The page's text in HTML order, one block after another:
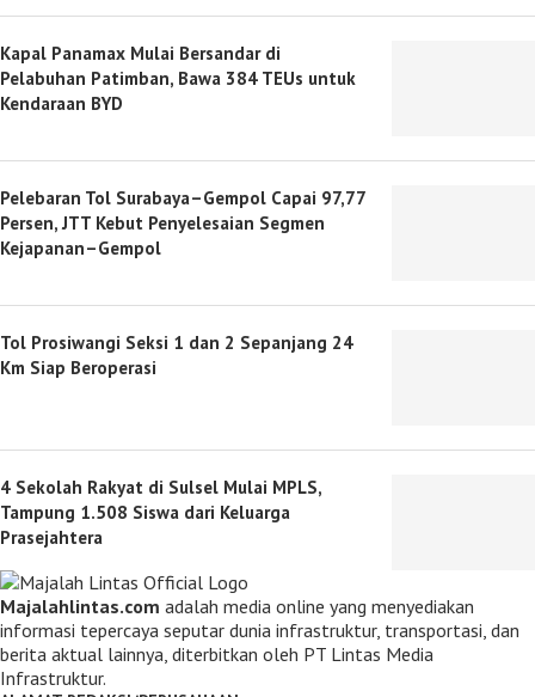
Kapal Panamax Mulai Bersandar di
Pelabuhan Patimban, Bawa 384 TEUs untuk
Kendaraan BYD
Pelebaran Tol Surabaya–Gempol Capai 97,77
Persen, JTT Kebut Penyelesaian Segmen
Kejapanan–Gempol
Tol Prosiwangi Seksi 1 dan 2 Sepanjang 24
Km Siap Beroperasi
4 Sekolah Rakyat di Sulsel Mulai MPLS,
Tampung 1.508 Siswa dari Keluarga
Prasejahtera
Majalahlintas.com adalah media online yang menyediakan
informasi tepercaya seputar dunia infrastruktur, transportasi, dan
berita aktual lainnya, diterbitkan oleh PT Lintas Media
Infrastruktur.